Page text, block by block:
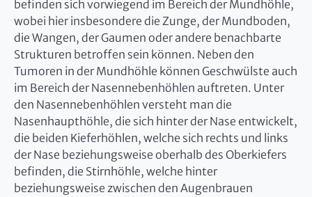
befinden sich vorwiegend im Bereich der Mundhöhle,
wobei hier insbesondere die Zunge, der Mundboden,
die Wangen, der Gaumen oder andere benachbarte
Strukturen betroffen sein können. Neben den
Tumoren in der Mundhöhle können Geschwülste auch
im Bereich der Nasennebenhöhlen auftreten. Unter
den Nasennebenhöhlen versteht man die
Nasenhaupthöhle, die sich hinter der Nase entwickelt,
die beiden Kieferhöhlen, welche sich rechts und links
der Nase beziehungsweise oberhalb des Oberkiefers
befinden, die Stirnhöhle, welche hinter
beziehungsweise zwischen den Augenbrauen